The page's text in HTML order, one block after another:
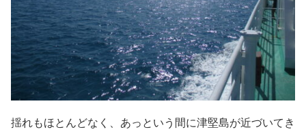
揺れもほとんどなく、あっという間に津堅島が近づいてき